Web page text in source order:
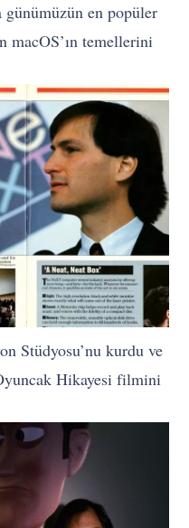
en popüler
temellerini
Stüdyosu’nu kurdu ve
Hikayesi filmini